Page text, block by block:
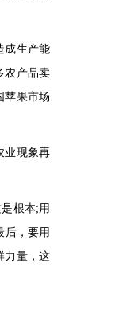
成生产能
农产品卖
苹果市场
业现象再
根本;用
后，要用
力量，这